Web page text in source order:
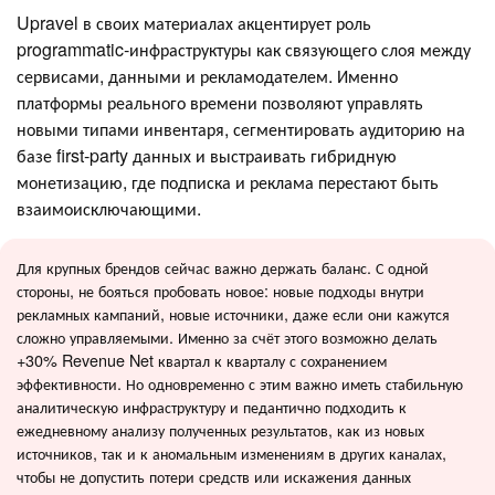
Upravel в своих материалах акцентирует роль
programmatic‑инфраструктуры как связующего слоя между
сервисами, данными и рекламодателем. Именно
платформы реального времени позволяют управлять
новыми типами инвентаря, сегментировать аудиторию на
базе first‑party данных и выстраивать гибридную
монетизацию, где подписка и реклама перестают быть
взаимоисключающими.
Для крупных брендов сейчас важно держать баланс. С одной
стороны, не бояться пробовать новое: новые подходы внутри
рекламных кампаний, новые источники, даже если они кажутся
сложно управляемыми. Именно за счёт этого возможно делать
+30% Revenue Net квартал к кварталу с сохранением
эффективности. Но одновременно с этим важно иметь стабильную
аналитическую инфраструктуру и педантично подходить к
ежедневному анализу полученных результатов, как из новых
источников, так и к аномальным изменениям в других каналах,
чтобы не допустить потери средств или искажения данных